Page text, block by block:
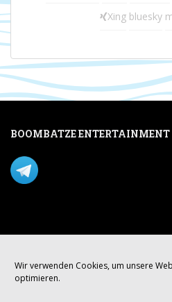
Wir verwenden Cookies, um unsere
optimieren.
Xing bluesky
BOOMBATZE ENTERTAINMENT